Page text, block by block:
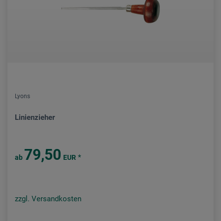
Lyons
Linienzieher
ab 79,50 EUR *
zzgl. Versandkosten